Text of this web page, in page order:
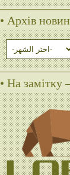
• Архів новин
• На замітку